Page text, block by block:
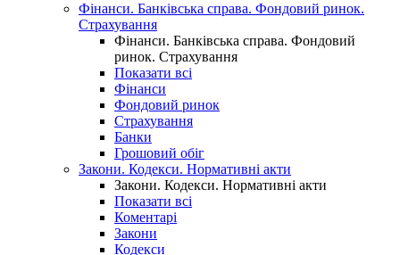
Фінанси. Банківська справа. Фондовий ринок.
Страхування
Фінанси. Банківська справа. Фондовий
ринок. Страхування
Показати всі
Фінанси
Фондовий ринок
Страхування
Банки
Грошовий обіг
Закони. Кодекси. Нормативні акти
Закони. Кодекси. Нормативні акти
Показати всі
Коментарі
Закони
Кодекси